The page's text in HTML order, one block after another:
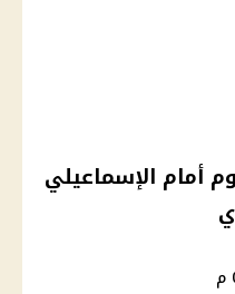
أمام الإسماعيلي